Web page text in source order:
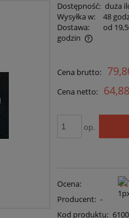
Dostępność: duża
Wysyłka w:
48
Dostawa:
od
godzin
Cena brutto:
Cena netto:
op.
Ocena:
Producent: -
Kod produktu: 6100